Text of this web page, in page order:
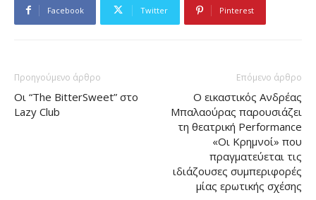
Facebook Twitter Pinterest
Προηγούμενο άρθρο
Οι “The BitterSweet” στο
Lazy Club
Επόμενο άρθρο
Ο εικαστικός Ανδρέας
Μπαλαούρας παρουσιάζει
τη θεατρική Performance
«Οι Κρημνοί» που
πραγματεύεται τις
ιδιάζουσες συμπεριφορές
μίας ερωτικής σχέσης